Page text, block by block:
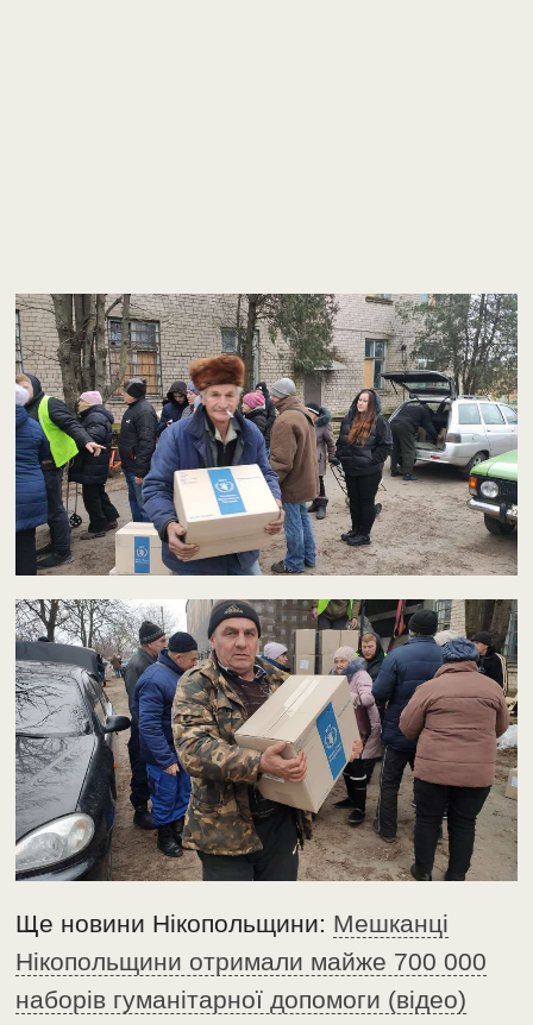
Ще новини Нікопольщини: Мешканці
Нікопольщини отримали майже 700 000
наборів гуманітарної допомоги (відео)